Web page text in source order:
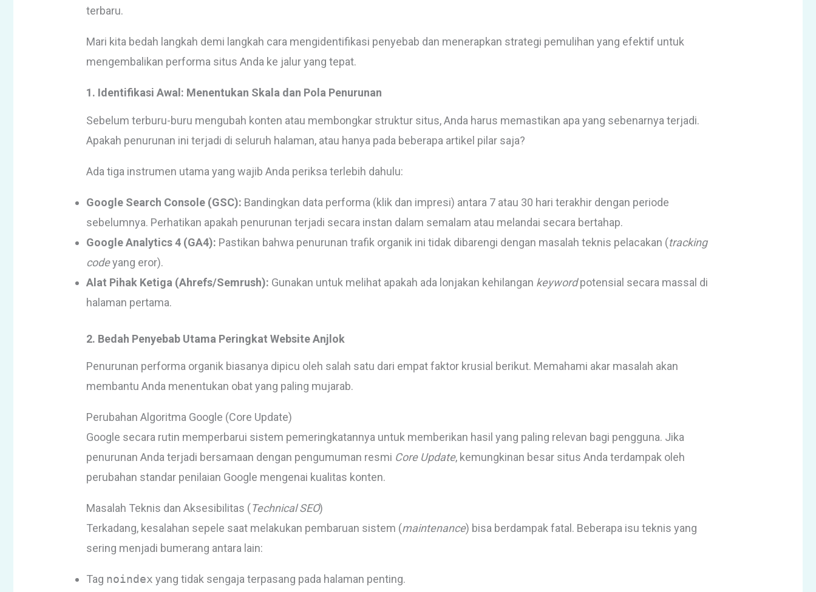
terbaru.
Mari kita bedah langkah demi langkah cara mengidentifikasi penyebab dan menerapkan strategi pemulihan yang efektif untuk
mengembalikan performa situs Anda ke jalur yang tepat.
1. Identifikasi Awal: Menentukan Skala dan Pola Penurunan
Sebelum terburu-buru mengubah konten atau membongkar struktur situs, Anda harus memastikan apa yang sebenarnya terjadi.
Apakah penurunan ini terjadi di seluruh halaman, atau hanya pada beberapa artikel pilar saja?
Ada tiga instrumen utama yang wajib Anda periksa terlebih dahulu:
Google Search Console (GSC): Bandingkan data performa (klik dan impresi) antara 7 atau 30 hari terakhir dengan periode
sebelumnya. Perhatikan apakah penurunan terjadi secara instan dalam semalam atau melandai secara bertahap.
Google Analytics 4 (GA4): Pastikan bahwa penurunan trafik organik ini tidak dibarengi dengan masalah teknis pelacakan (tracking
codeyang eror).
Alat Pihak Ketiga (Ahrefs/Semrush): Gunakan untuk melihat apakah ada lonjakan kehilangan keywordpotensial secara massal di
halaman pertama.
2. Bedah Penyebab Utama Peringkat Website Anjlok
Penurunan performa organik biasanya dipicu oleh salah satu dari empat faktor krusial berikut. Memahami akar masalah akan
membantu Anda menentukan obat yang paling mujarab.
Perubahan Algoritma Google (Core Update)
Google secara rutin memperbarui sistem pemeringkatannya untuk memberikan hasil yang paling relevan bagi pengguna. Jika
penurunan Anda terjadi bersamaan dengan pengumuman resmi Core Update, kemungkinan besar situs Anda terdampak oleh
perubahan standar penilaian Google mengenai kualitas konten.
Masalah Teknis dan Aksesibilitas (Technical SEO)
Terkadang, kesalahan sepele saat melakukan pembaruan sistem (maintenance) bisa berdampak fatal. Beberapa isu teknis yang
sering menjadi bumerang antara lain:
Tag noindex yang tidak sengaja terpasang pada halaman penting.